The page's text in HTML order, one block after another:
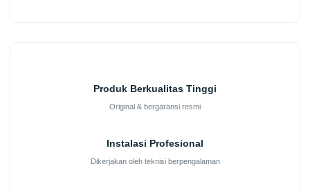
Produk Berkualitas Tinggi
Original & bergaransi resmi
Instalasi Profesional
Dikerjakan oleh teknisi berpengalaman